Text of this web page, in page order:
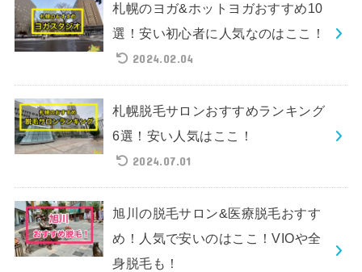
札幌のヨガ&ホットヨガおすすめ10
選！安い初心者に人気なのはここ！
2024.02.04
札幌脱毛サロンおすすめランキング
6選！安い人気はここ！
2024.07.01
旭川の脱毛サロン&医療脱毛おすす
め！人気で安いのはここ！VIOや全
身脱毛も！